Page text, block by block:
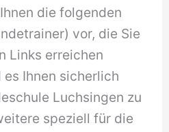
die folgenden
vor, die Sie
Links erreichen
Ihnen sicherlich
Luchsingen zu
speziell für die